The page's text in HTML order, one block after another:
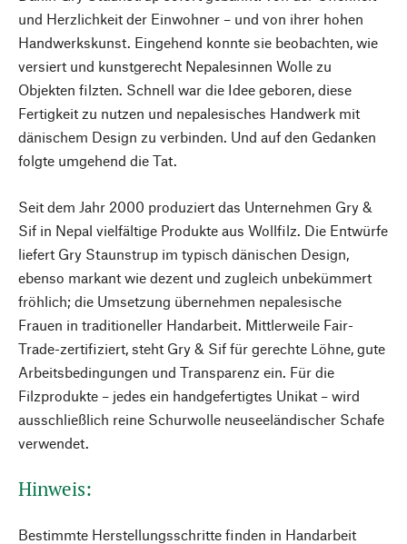
und Herzlichkeit der Einwohner – und von ihrer hohen
Handwerkskunst. Eingehend konnte sie beobachten, wie
versiert und kunstgerecht Nepalesinnen Wolle zu
Objekten filzten. Schnell war die Idee geboren, diese
Fertigkeit zu nutzen und nepalesisches Handwerk mit
dänischem Design zu verbinden. Und auf den Gedanken
folgte umgehend die Tat.
Seit dem Jahr 2000 produziert das Unternehmen Gry &
Sif in Nepal vielfältige Produkte aus Wollfilz. Die Entwürfe
liefert Gry Staunstrup im typisch dänischen Design,
ebenso markant wie dezent und zugleich unbekümmert
fröhlich; die Umsetzung übernehmen nepalesische
Frauen in traditioneller Handarbeit. Mittlerweile Fair-
Trade-zertifiziert, steht Gry & Sif für gerechte Löhne, gute
Arbeitsbedingungen und Transparenz ein. Für die
Filzprodukte – jedes ein handgefertigtes Unikat – wird
ausschließlich reine Schurwolle neuseeländischer Schafe
verwendet.
Hinweis:
Bestimmte Herstellungsschritte finden in Handarbeit